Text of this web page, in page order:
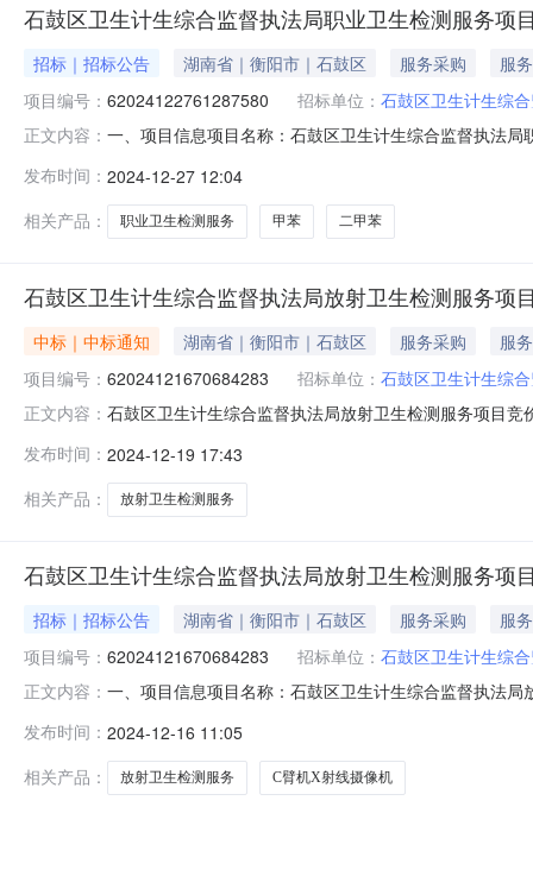
石鼓区卫生计生综合监督执法局职业卫生检测服务项
招标｜招标公告 湖南省｜衡阳市｜石鼓区 服务采购
服务
项目编号： 62024122761287580 招标单位： 石鼓区卫生计生综
正文内容： 一、项目信息项目名称：石鼓区卫生计生综合监督执法
二、采购需求清单商品名称参数要求购买数量控制金额(
发布时间： 2024-12-27 12:04
相关产品：
职业卫生检测服务 甲苯 二甲苯
石鼓区卫生计生综合监督执法局放射卫生检测服务项
中标｜中标通知 湖南省｜衡阳市｜石鼓区 服务采购
服务
项目编号： 62024121670684283 招标单位： 石鼓区卫生计生综
正文内容： 石鼓区卫生计生综合监督执法局放射卫生检测服务项目
区划名称：石鼓区报价起止时间：2024-12-1610:32-
发布时间： 2024-12-19 17:43
相关产品：
放射卫生检测服务
石鼓区卫生计生综合监督执法局放射卫生检测服务项
招标｜招标公告 湖南省｜衡阳市｜石鼓区 服务采购
服务
项目编号： 62024121670684283 招标单位： 石鼓区卫生计生综
正文内容： 一、项目信息项目名称：石鼓区卫生计生综合监督执法
的供应商二、采购需求清单商品名称参数要求购买数量
发布时间： 2024-12-16 11:05
相关产品：
放射卫生检测服务 C臂机X射线摄像机